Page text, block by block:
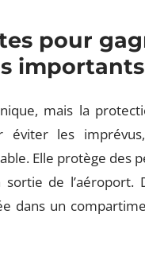
pour
importants
mais la
éviter les
Elle protège des
de l’aéroport.
dans un